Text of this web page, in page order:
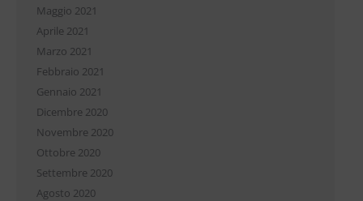
Maggio 2021
Aprile 2021
Marzo 2021
Febbraio 2021
Gennaio 2021
Dicembre 2020
Novembre 2020
Ottobre 2020
Settembre 2020
Agosto 2020